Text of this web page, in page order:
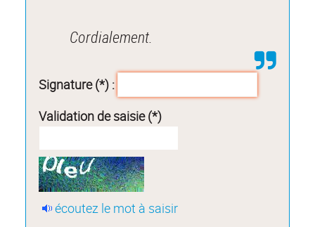
Cordialement.
Signature (*) :
Validation de saisie (*)
écoutez le mot à saisir